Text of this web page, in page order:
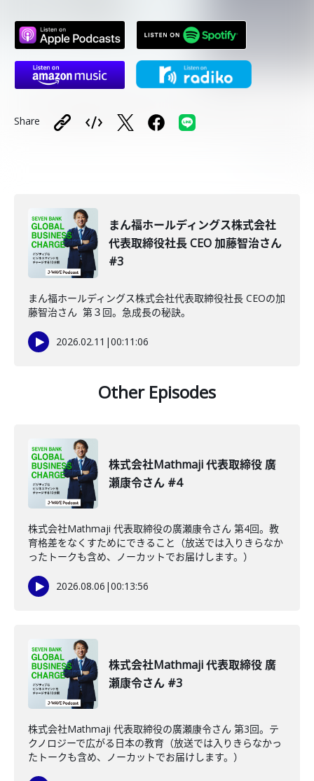
Share
まん福ホールディングス株式会社
代表取締役社長 CEO 加藤智治さん
#3
まん福ホールディングス株式会社代表取締役社長 CEOの加
藤智治さん 第３回。急成長の秘訣。
2026.02.11 |00:11:06
Other Episodes
株式会社Mathmaji 代表取締役 廣
瀬康令さん #4
株式会社Mathmaji 代表取締役の廣瀬康令さん 第4回。教
育格差をなくすためにできること（放送では入りきらなか
ったトークも含め、ノーカットでお届けします。）
2026.08.06 |00:13:56
株式会社Mathmaji 代表取締役 廣
瀬康令さん #3
株式会社Mathmaji 代表取締役の廣瀬康令さん 第3回。テ
クノロジーで広がる日本の教育（放送では入りきらなかっ
たトークも含め、ノーカットでお届けします。）